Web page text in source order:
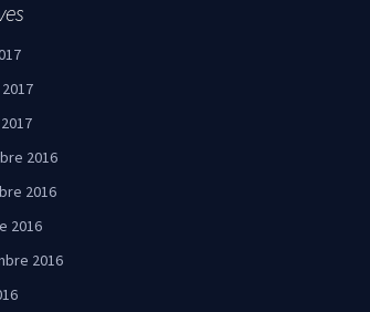
2016
2016
2016
2016